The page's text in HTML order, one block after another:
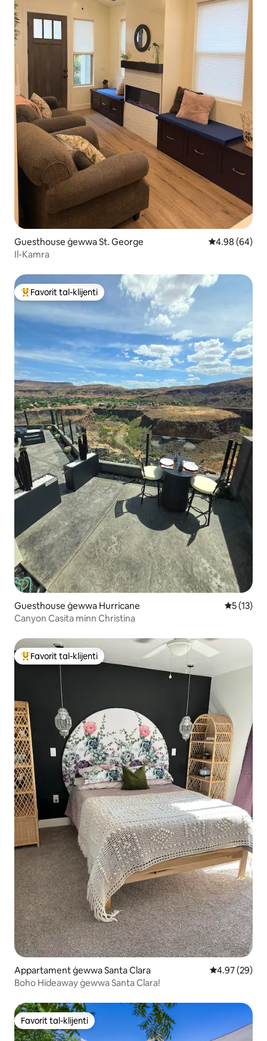
Guesthouse ġewwa St. George Rating medju
4.98 (64)
Il-Kamra
Wieħed mill-aqwa favoriti tal-klijenti
Favorit tal-klijenti
Guesthouse ġewwa Hurricane Rating
5 (13)
Canyon Casita minn Christina
Wieħed mill-aqwa favoriti tal-klijenti
Favorit tal-klijenti
Appartament ġewwa Santa Clara Rating medju
4.97 (29)
Boho Hideaway ġewwa Santa Clara!
Favorit tal-klijenti
Favorit tal-klijenti